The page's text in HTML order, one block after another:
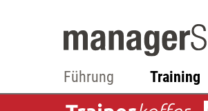
Führung Training